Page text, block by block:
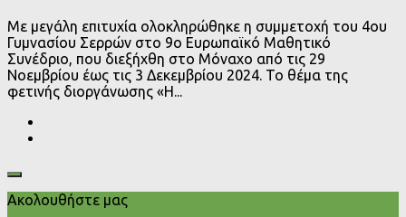
Με μεγάλη επιτυχία ολοκληρώθηκε η συμμετοχή του 4ου
Γυμνασίου Σερρών στο 9ο Ευρωπαϊκό Μαθητικό
Συνέδριο, που διεξήχθη στο Μόναχο από τις 29
Νοεμβρίου έως τις 3 Δεκεμβρίου 2024. Το θέμα της
φετινής διοργάνωσης «Η...
Ακολουθήστε μας